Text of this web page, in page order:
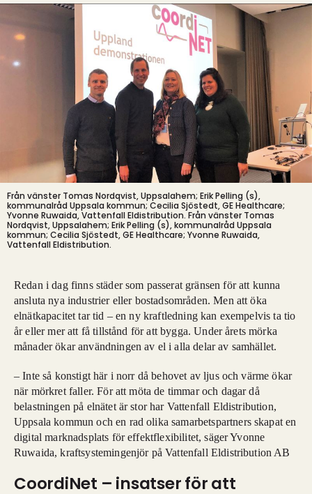
Från vänster Tomas Nordqvist, Uppsalahem; Erik Pelling (s),
kommunalråd Uppsala kommun; Cecilia Sjöstedt, GE Healthcare;
Yvonne Ruwaida, Vattenfall Eldistribution. Från vänster Tomas
Nordqvist, Uppsalahem; Erik Pelling (s), kommunalråd Uppsala
kommun; Cecilia Sjöstedt, GE Healthcare; Yvonne Ruwaida,
Vattenfall Eldistribution.
Redan i dag finns städer som passerat gränsen för att kunna
ansluta nya industrier eller bostadsområden. Men att öka
elnätkapacitet tar tid – en ny kraftledning kan exempelvis ta tio
år eller mer att få tillstånd för att bygga. Under årets mörka
månader ökar användningen av el i alla delar av samhället.
– Inte så konstigt här i norr då behovet av ljus och värme ökar
när mörkret faller. För att möta de timmar och dagar då
belastningen på elnätet är stor har Vattenfall Eldistribution,
Uppsala kommun och en rad olika samarbetspartners skapat en
digital marknadsplats för effektflexibilitet, säger Yvonne
Ruwaida, kraftsystemingenjör på Vattenfall Eldistribution AB
CoordiNet – insatser för att